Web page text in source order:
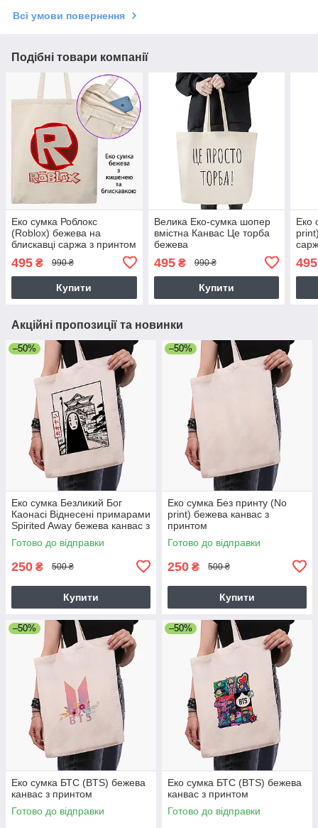
Всі умови повернення
Подібні товари компанії
Еко сумка Роблокс
(Roblox) бежева на
блискавці саржа з принтом
495 ₴ 990 ₴
Купити
Велика Еко-сумка шопер
вмістна Канвас Це торба
бежева
495₴ 990 ₴
Купити
Еко
495
Акційні пропозиції та новинки
–50%
Еко сумка Безликий Бог
Каонасі Віднесені примарами
Spirited Away бежева канвас з
принтом
Готово до відправки
250 ₴ 500 ₴
Купити
–50%
Еко сумка Без принту (No
print) бежева канвас з
принтом
Готово до відправки
250 ₴ 500 ₴
Купити
–50%
Еко сумка БТС (BTS) бежева
канвас з принтом
Готово до відправки
–50%
Еко сумка БТС (BTS) бежева
канвас з принтом
Готово до відправки